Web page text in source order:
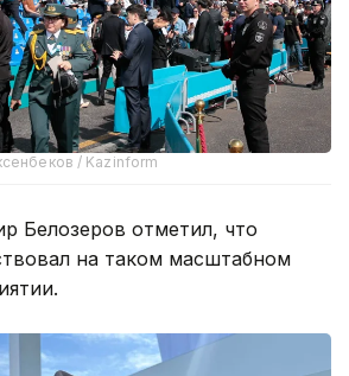
/ Kazinform
Белозеров отметил, что
на таком масштабном